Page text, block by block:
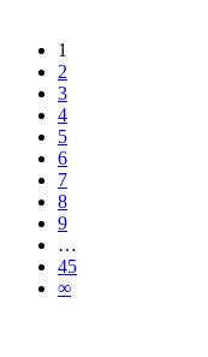
1
2
3
4
5
6
7
8
9
…
45
∞